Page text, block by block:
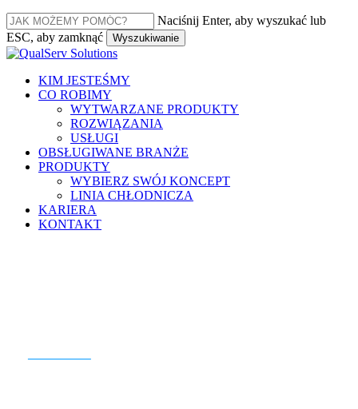
Naciśnij Enter, aby wyszukać lub
ESC, aby zamknąć
Wyszukiwanie
Zamknij
Menu
KIM JESTEŚMY
CO ROBIMY
WYTWARZANE PRODUKTY
ROZWIĄZANIA
USŁUGI
OBSŁUGIWANE BRANŻE
PRODUKTY
WYBIERZ SWÓJ KONCEPT
LINIA CHŁODNICZA
KARIERA
KONTAKT